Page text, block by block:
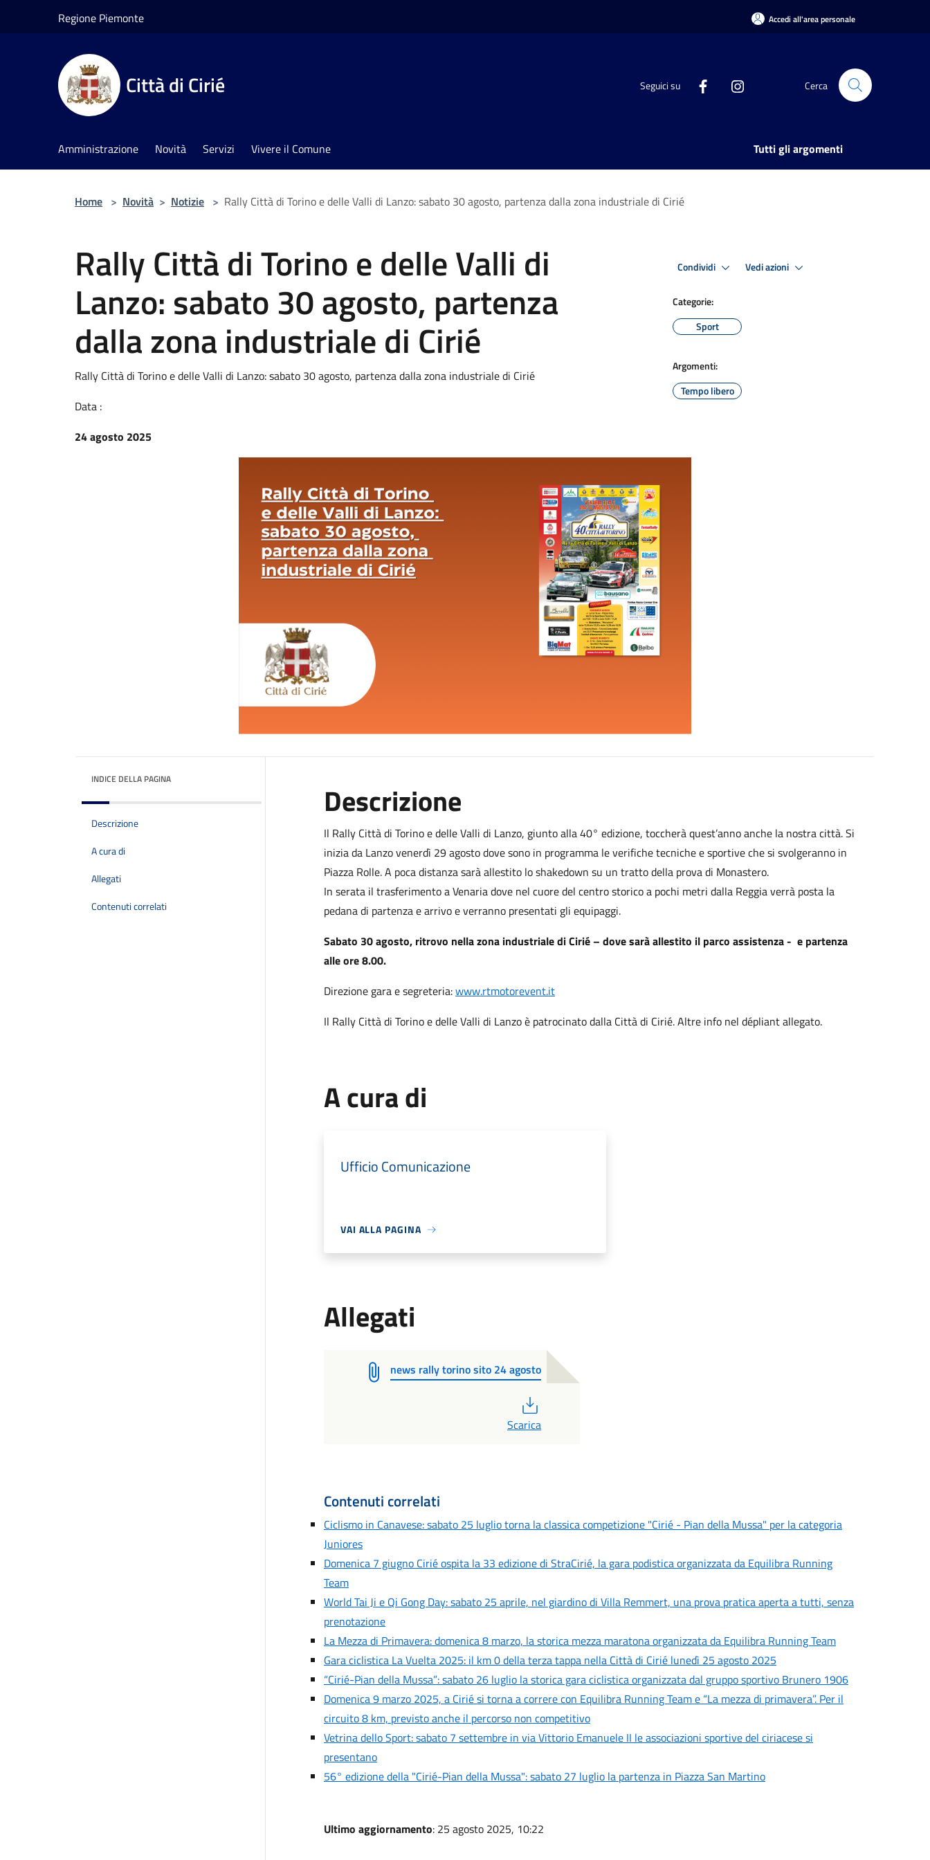
Regione Piemonte Accedi all'area personale
Città di Cirié Seguici su Cerca
Amministrazione Novità Servizi Vivere il Comune Tutti gli argomenti
Home > Novità > Notizie > Rally Città di Torino e delle Valli di Lanzo: sabato 30 agosto, partenza dalla zona industriale di Cirié
Rally Città di Torino e delle Valli di
Lanzo: sabato 30 agosto, partenza
dalla zona industriale di Cirié
Rally Città di Torino e delle Valli di Lanzo: sabato 30 agosto, partenza dalla zona industriale di Cirié
Data :
24 agosto 2025
Condividi Vedi azioni
Categorie:
Sport
Argomenti:
Tempo libero
INDICE DELLA PAGINA
Descrizione
A cura di
Allegati
Contenuti correlati
Descrizione
Il Rally Città di Torino e delle Valli di Lanzo, giunto alla 40° edizione, toccherà quest’anno anche la nostra città. Si
inizia da Lanzo venerdì 29 agosto dove sono in programma le verifiche tecniche e sportive che si svolgeranno in
Piazza Rolle. A poca distanza sarà allestito lo shakedown su un tratto della prova di Monastero.
In serata il trasferimento a Venaria dove nel cuore del centro storico a pochi metri dalla Reggia verrà posta la
pedana di partenza e arrivo e verranno presentati gli equipaggi.
Sabato 30 agosto, ritrovo nella zona industriale di Cirié – dove sarà allestito il parco assistenza - e partenza
alle ore 8.00.
Direzione gara e segreteria:www.rtmotorevent.it
Il Rally Città di Torino e delle Valli di Lanzo è patrocinato dalla Città di Cirié. Altre info nel dépliant allegato.
A cura di
Ufficio Comunicazione
VAI ALLA PAGINA
Allegati
news rally torino sito 24 agosto
Scarica
Contenuti correlati
Ciclismo in Canavese: sabato 25 luglio torna la classica competizione "Cirié - Pian della Mussa" per la categoria
Juniores
Domenica 7 giugno Cirié ospita la 33 edizione di StraCirié, la gara podistica organizzata da Equilibra Running
Team
World Tai Ji e Qi Gong Day: sabato 25 aprile, nel giardino di Villa Remmert, una prova pratica aperta a tutti, senza
prenotazione
La Mezza di Primavera: domenica 8 marzo, la storica mezza maratona organizzata da Equilibra Running Team
Gara ciclistica La Vuelta 2025: il km 0 della terza tappa nella Città di Cirié lunedì 25 agosto 2025
“Cirié-Pian della Mussa”: sabato 26 luglio la storica gara ciclistica organizzata dal gruppo sportivo Brunero 1906
Domenica 9 marzo 2025, a Cirié si torna a correre con Equilibra Running Team e “La mezza di primavera”. Per il
circuito 8 km, previsto anche il percorso non competitivo
Vetrina dello Sport: sabato 7 settembre in via Vittorio Emanuele II le associazioni sportive del ciriacese si
presentano
56° edizione della "Cirié-Pian della Mussa": sabato 27 luglio la partenza in Piazza San Martino
Ultimo aggiornamento: 25 agosto 2025, 10:22